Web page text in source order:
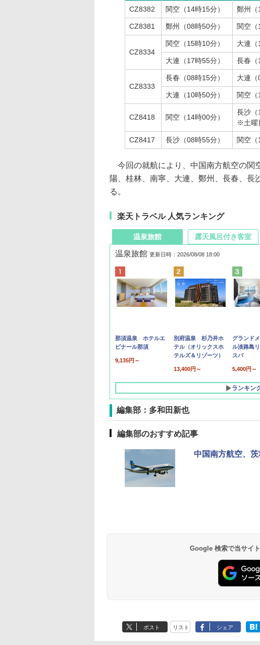
CZ8382 関空（14時15分）
鄭州（
CZ8381
鄭州（08時50分） 関空（
CZ8334
関空（15時10分） 大連（
大連（17時55分） 長春（
CZ8333
長春（08時15分） 大連（
大連（10時50分） 関空（
CZ8418 関空（14時00分）
長沙（
※土曜
CZ8417
長沙（08時55分） 関空（
今回の就航により、中国南方航空の関
陽、桂林、南寧、大連、鄭州、長春、
る。
楽天トラベル 人気ランキング
温泉旅館
温泉旅館 更新日時：2026/08/08 18:00
那須温泉 ホテルエ
ピナール那須
9,135円～
別府温泉 杉乃井ホ
テル（オリックスホ
テルズ＆リゾーツ）
13,400円～
グランド
ル淡路島
スパ
5,400円～
ランキン
露天風呂付き客室
編集部：多和田新也
編集部のおすすめ記事
中国南方航空、
Google 検索で当サイ
ポスト リスト シェア